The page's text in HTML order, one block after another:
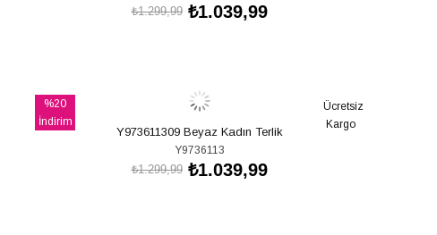
₺1.039,99
₺1.299,99
%20
İndirim
Ücretsiz
Kargo
Y973611309 Beyaz Kadın Terlik
Y9736113
₺1.039,99
₺1.299,99